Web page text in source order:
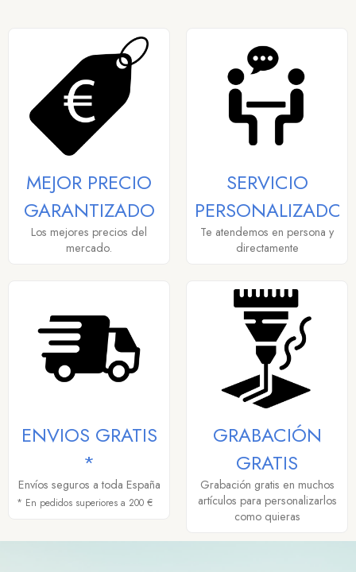
MEJOR PRECIO
GARANTIZADO
Los mejores precios del
mercado.
SERVICIO
PERSONALIZADO
Te atendemos en persona y
directamente
ENVIOS GRATIS
*
Envíos seguros a toda España
* En pedidos superiores a 200 €
GRABACIÓN
GRATIS
Grabación gratis en muchos
artículos para personalizarlos
como quieras